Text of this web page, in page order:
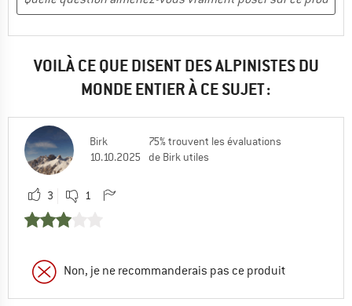
VOILÀ CE QUE DISENT DES ALPINISTES DU
MONDE ENTIER À CE SUJET :
Birk
10.10.2025
75% trouvent les évaluations
de Birk utiles
3 1
Non, je ne recommanderais pas ce produit